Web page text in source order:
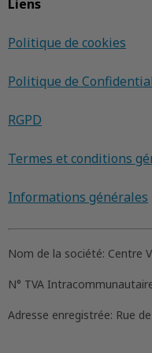
Liens
Politique de cookies
Politique de
RGPD
Termes et conditions
Informations générales
Nom de la société: Centre
N° TVA
Adresse enregistrée: Rue